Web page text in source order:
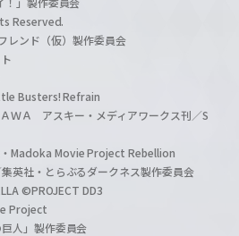
Reserved.
ンド（仮）製作委員会
Busters! Refrain
ＷＡ アスキー・メディアワークス刊／S
Madoka Movie Project Rebellion
英社・とらぶるダークネス製作委員会
©PROJECT DD3
Project
人」製作委員会